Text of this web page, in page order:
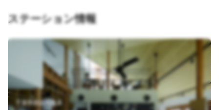
ステーション情報
千葉県館山市北条